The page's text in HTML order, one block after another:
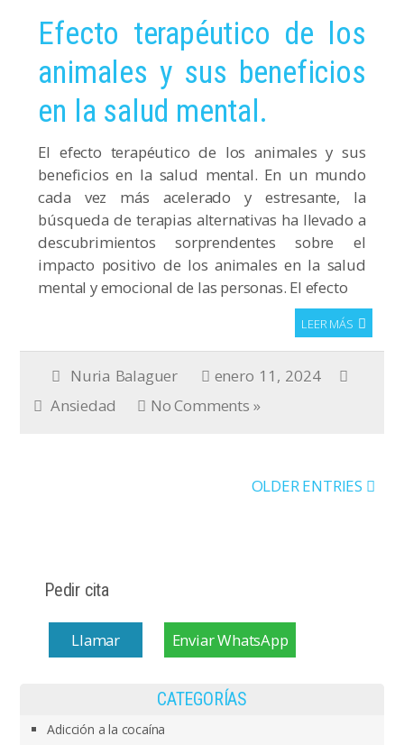
Efecto terapéutico de los
animales y sus beneficios
en la salud mental.
El efecto terapéutico de los animales y sus
beneficios en la salud mental. En un mundo
cada vez más acelerado y estresante, la
búsqueda de terapias alternativas ha llevado a
descubrimientos sorprendentes sobre el
impacto positivo de los animales en la salud
mental y emocional de las personas. El efecto
LEER MÁS
Nuria Balaguer
enero 11, 2024
Ansiedad
No Comments »
OLDER ENTRIES
Pedir cita
Llamar Enviar WhatsApp
CATEGORÍAS
Adicción a la cocaína